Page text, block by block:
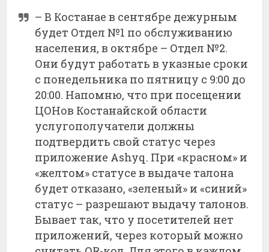
– В Костанае в сентябре дежурным
будет Отдел №1 по обслуживанию
населения, в октябре – Отдел №2.
Они будут работать в указные сроки
с понедельника по пятницу с 9:00 до
20:00. Напомню, что при посещении
ЦОНов Костанайской области
услугополучатели должны
подтвердить свой статус через
приложение Ashyq. При «красном» и
«желтом» статусе в выдаче талона
будет отказано, «зеленый» и «синий»
статус – разрешают выдачу талонов.
Бывает так, что у посетителей нет
приложений, через который можно